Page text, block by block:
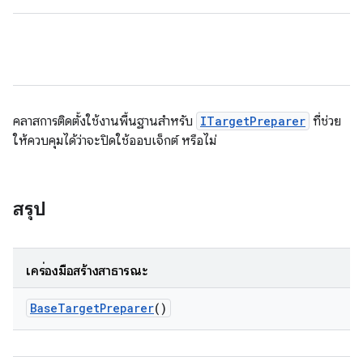
คลาสการติดตั้งใช้งานพื้นฐานสำหรับ ITargetPreparer ที่ช่วย
ให้ควบคุมได้ว่าจะปิดใช้ออบเจ็กต์ หรือไม่
สรุป
เครื่องมือสร้างสาธารณะ
BaseTargetPreparer()